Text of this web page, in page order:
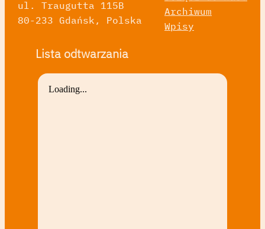
ul. Traugutta 115B
80-233 Gdańsk, Polska
Archiwum
Wpisy
Lista odtwarzania